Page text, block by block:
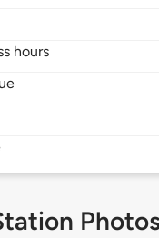
hours